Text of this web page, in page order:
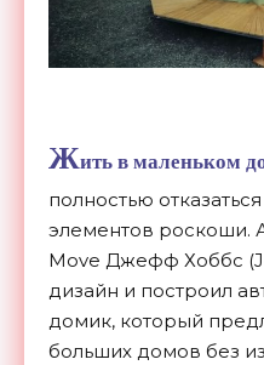
Жить в маленьком
полностью
элементов роскоши.
Move Джефф Хоббс
дизайн и построил
домик, который
больших домов без